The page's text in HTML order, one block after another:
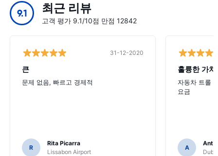
9.1 최근 리뷰
고객 평가 9.1/10점 만점 12842
31-12-2020
큰
문제 없음, 빠르고 경제적
R
Rita Picarra
Lissabon Airport
훌륭한 가치
자동차 트롤
요금
A